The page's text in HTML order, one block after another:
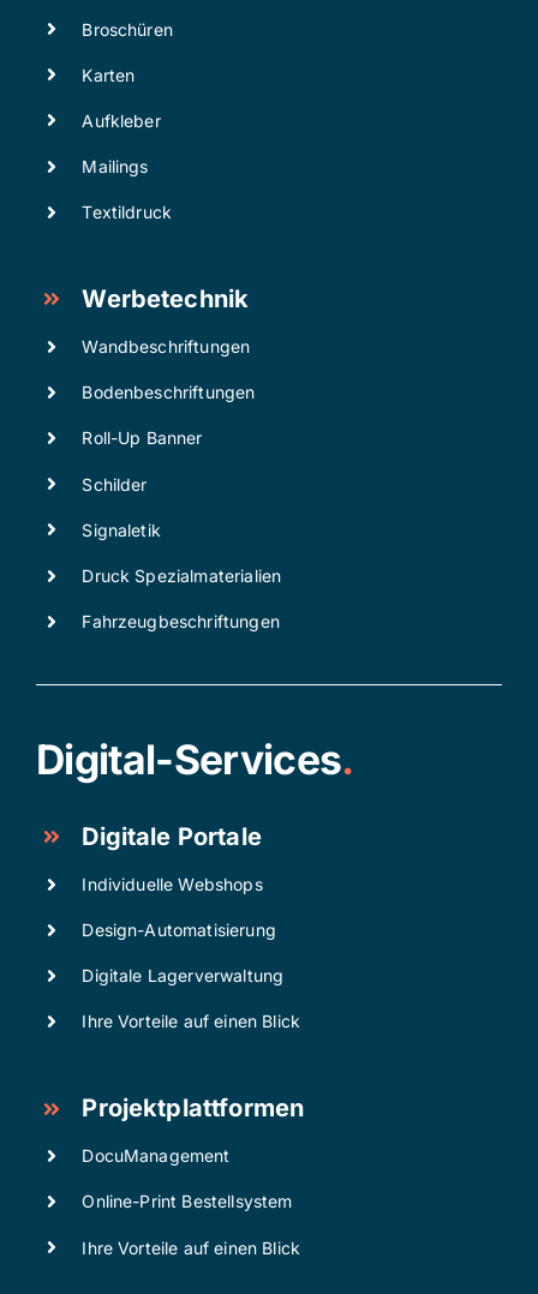
Broschüren
Karten
Aufkleber
Mailings
Textildruck
Werbetechnik
Wandbeschriftungen
Bodenbeschriftungen
Roll-Up Banner
Schilder
Signaletik
Druck Spezialmaterialien
Fahrzeugbeschriftungen
Digital-Services.
Digitale Portale
Individuelle Webshops
Design-Automatisierung
Digitale Lagerverwaltung
Ihre Vorteile auf einen Blick
Projektplattformen
DocuManagement
Online-Print Bestellsystem
Ihre Vorteile auf einen Blick